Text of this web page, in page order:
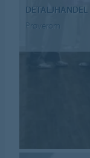
DETALJHANDEL
Prøverom